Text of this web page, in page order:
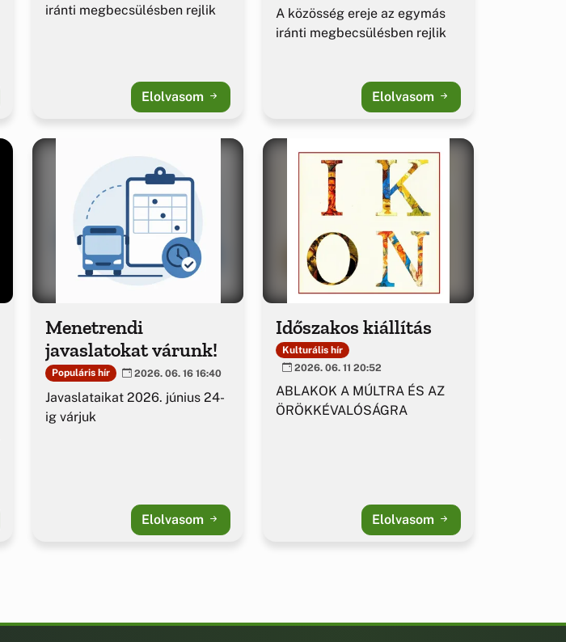
iránti megbecsülésben rejlik
Elolvasom
A közösség ereje az egymás
iránti megbecsülésben rejlik
Elolvasom
Menetrendi
javaslatokat várunk!
Populáris hír 2026. 06. 16 16:40
Javaslataikat 2026. június 24-
ig várjuk
Elolvasom
Időszakos kiállítás
Kulturális hír
2026. 06. 11 20:52
ABLAKOK A MÚLTRA ÉS AZ
ÖRÖKKÉVALÓSÁGRA
Elolvasom